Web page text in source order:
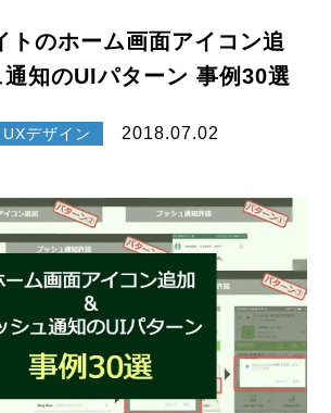
トのホーム画面アイコン追
知のUIパターン 事例30選
デザイン 2018.07.02